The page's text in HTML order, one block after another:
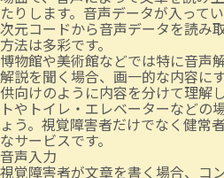
たりします。音声データが入って
次元コードから音声データを読み
方法は多彩です。
博物館や美術館などでは特に音声
解説を聞く場合、画一的な内容に
供向けのように内容を分けて理解
トやトイレ・エレベーターなどの
ょう。視覚障害者だけでなく健常
なサービスです。
音声入力
視覚障害者が文章を書く場合、コ